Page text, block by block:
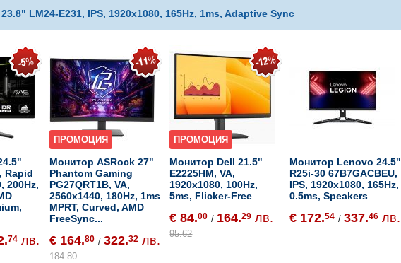
LM24-E231, IPS, 1920x1080, 165Hz, 1ms, Adaptive Sync
Rapid
200Hz,
74 лв.
ПРОМОЦИЯ
Монитор ASRock 27"
Phantom Gaming
PG27QRT1B, VA,
2560x1440, 180Hz, 1ms
MPRT, Curved, AMD
FreeSync...
€ 164.80 /322.32 лв.
184.80
ПРОМОЦИЯ
Монитор Dell 21.5"
E2225HM, VA,
1920x1080, 100Hz,
5ms, Flicker-Free
€ 84.00 / 164.29 лв.
95.62
Монитор Lenovo 24.5"
R25i-30 67B7GACBEU,
IPS, 1920x1080, 165Hz,
0.5ms, Speakers
€ 172.54 /337.46 лв.